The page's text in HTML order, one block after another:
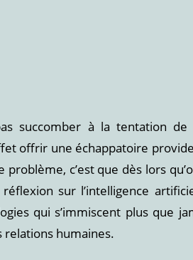
succomber à la tentation de
offrir une échappatoire
c’est que dès lors
sur l’intelligence
qui s’immiscent plus que
humaines.